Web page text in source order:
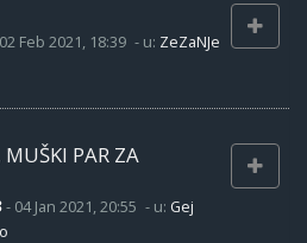
02 Feb 2021, 18:39 - u: ZeZaNJe
PAR ZA
- 04 Jan 2021, 20:55 - u: Gej